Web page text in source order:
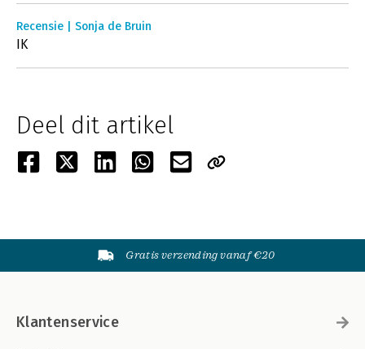
Recensie | Sonja de Bruin
IK
Deel dit artikel
Gratis verzending vanaf €20
Klantenservice